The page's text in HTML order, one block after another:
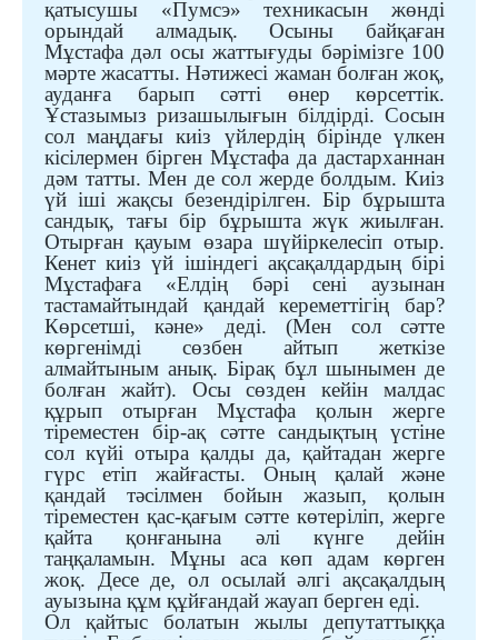
қатысушы «Пумсэ» техникасын жөнді
орындай алмадық. Осыны байқаған
Мұстафа дәл осы жаттығуды бәрімізге 100
мәрте жасатты. Нәтижесі жаман болған жоқ,
ауданға барып сәтті өнер көрсеттік.
Ұстазымыз ризашылығын білдірді. Сосын
сол маңдағы киіз үйлердің бірінде үлкен
кісілермен бірген Мұстафа да дастарханнан
дәм татты. Мен де сол жерде болдым. Киіз
үй іші жақсы безендірілген. Бір бұрышта
сандық, тағы бір бұрышта жүк жиылған.
Отырған қауым өзара шүйіркелесіп отыр.
Кенет киіз үй ішіндегі ақсақалдардың бірі
Мұстафаға «Елдің бәрі сені аузынан
тастамайтындай қандай кереметтігің бар?
Көрсетші, кәне» деді.(Мен сол сәтте
көргенімді сөзбен айтып жеткізе
алмайтыным анық. Бірақ бұл шынымен де
болған жайт).
Осы сөзден кейін малдас
құрып отырған Мұстафа қолын жерге
тіреместен бір-ақ сәтте сандықтың үстіне
сол күйі отыра қалды да, қайтадан жерге
гүрс етіп жайғасты. Оның қалай және
қандай тәсілмен бойын жазып, қолын
тіреместен қас-қағым сәтте көтеріліп, жерге
қайта қонғанына әлі күнге дейін
таңқаламын. Мұны аса көп адам көрген
жоқ. Десе де, ол осылай әлгі ақсақалдың
ауызына құм құйғандай жауап берген еді.
Ол қайтыс болатын жылы депутаттыққа